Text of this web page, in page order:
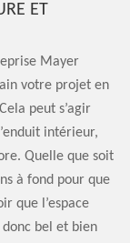
ET
Mayer
votre projet en
peut s’agir
intérieur,
Quelle que soit
à fond pour que
que l’espace
bel et bien